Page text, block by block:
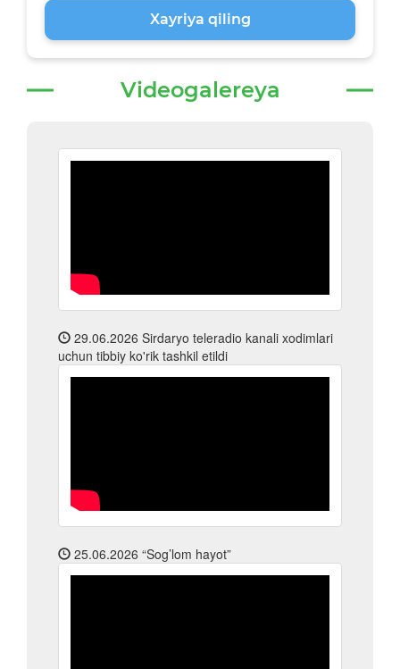
Xayriya qiling
Videogalereya
29.06.2026 Sirdaryo teleradio kanali xodimlari
uchun tibbiy ko'rik tashkil etildi
25.06.2026 “Sog’lom hayot”